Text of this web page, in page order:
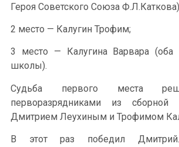
Героя Советского Союза
2 место — Калугин Трофим;
3 место — Калугина Варвара (оба
школы).
Судьба первого места
перворазрядниками из
Дмитрием Леухиным и Трофимом
В этот раз победил